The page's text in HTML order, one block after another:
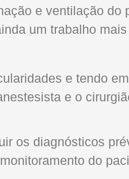
e ventilação
um trabalho
e tendo
e o
os diagnósticos
do